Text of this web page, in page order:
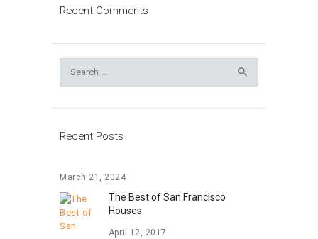
Recent Comments
for:
Recent Posts
March 21, 2024
The Best of San Francisco
Houses
April 12, 2017